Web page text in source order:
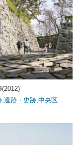
(2012)
,遺跡・史跡,中央区